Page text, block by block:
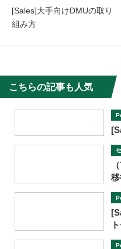
[Sales]大手向けDMUの取り
組み方
こちらの記事も人気